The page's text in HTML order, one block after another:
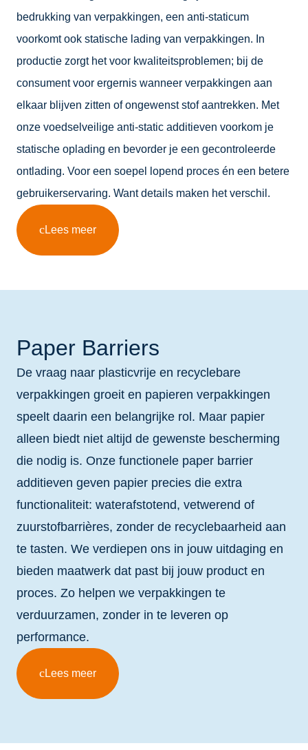
bedrukking van verpakkingen, een anti-staticum
voorkomt ook statische lading van verpakkingen. In
productie zorgt het voor kwaliteitsproblemen; bij de
consument voor ergernis wanneer verpakkingen aan
elkaar blijven zitten of ongewenst stof aantrekken. Met
onze voedselveilige anti-static additieven voorkom je
statische oplading en bevorder je een gecontroleerde
ontlading. Voor een soepel lopend proces én een betere
gebruikerservaring. Want details maken het verschil.
Lees meer
Paper Barriers
De vraag naar plasticvrije en recyclebare
verpakkingen groeit en papieren verpakkingen
speelt daarin een belangrijke rol. Maar papier
alleen biedt niet altijd de gewenste bescherming
die nodig is. Onze functionele paper barrier
additieven geven papier precies die extra
functionaliteit: waterafstotend, vetwerend of
zuurstofbarrières, zonder de recyclebaarheid aan
te tasten. We verdiepen ons in jouw uitdaging en
bieden maatwerk dat past bij jouw product en
proces. Zo helpen we verpakkingen te
verduurzamen, zonder in te leveren op
performance.
Lees meer